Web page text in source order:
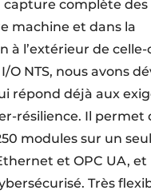
capture complète des
machine et dans la
à l’extérieur de celle-
O NTS, nous avons
répond déjà aux
résilience. Il permet
modules sur un
et OPC UA, et
Très